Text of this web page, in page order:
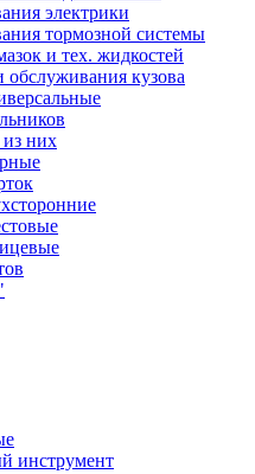
электрики
тормозной системы
и тех. жидкостей
обслуживания кузова
них
инструмент